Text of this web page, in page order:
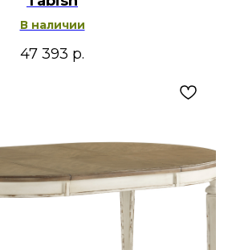
В наличии
47 393 р.